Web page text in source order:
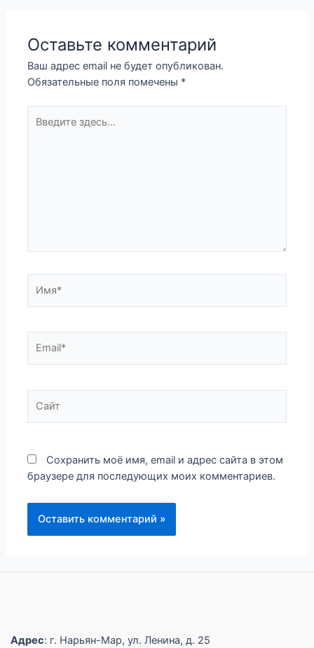
Оставьте комментарий
Ваш адрес email не будет опубликован.
Обязательные поля помечены *
здесь...
Сохранить моё имя, email и адрес сайта в этом
браузере для последующих моих комментариев.
Адрес: г. Нарьян-Мар, ул. Ленина, д. 25